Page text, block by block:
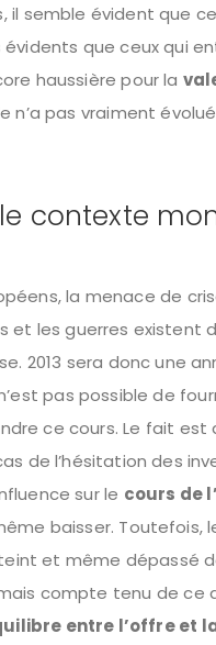
semble évident que
que ceux qui
haussière pour la
pas vraiment évolué
contexte
la menace de
et les guerres
2013 sera donc une
pas possible de
ce cours. Le fait est
de l’hésitation des
sur le cours de
baisser. Toutefois,
et même dépassé
compte tenu de ce
entre l’offre et